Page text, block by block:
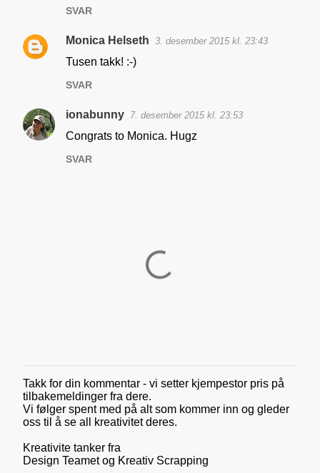
a
SVAR
Monica Helseth 3. desember 2015 kl. 23:43
Tusen takk! :-)
SVAR
ionabunny 7. desember 2015 kl. 23:53
Congrats to Monica. Hugz
SVAR
L
e
g
g
n
n
Takk for din kommentar - vi setter kjempestor pris på
tilbakemeldinger fra dere.
Vi følger spent med på alt som kommer inn og gleder
oss til å se all kreativitet deres.
Kreativite tanker fra
Design Teamet og Kreativ Scrapping